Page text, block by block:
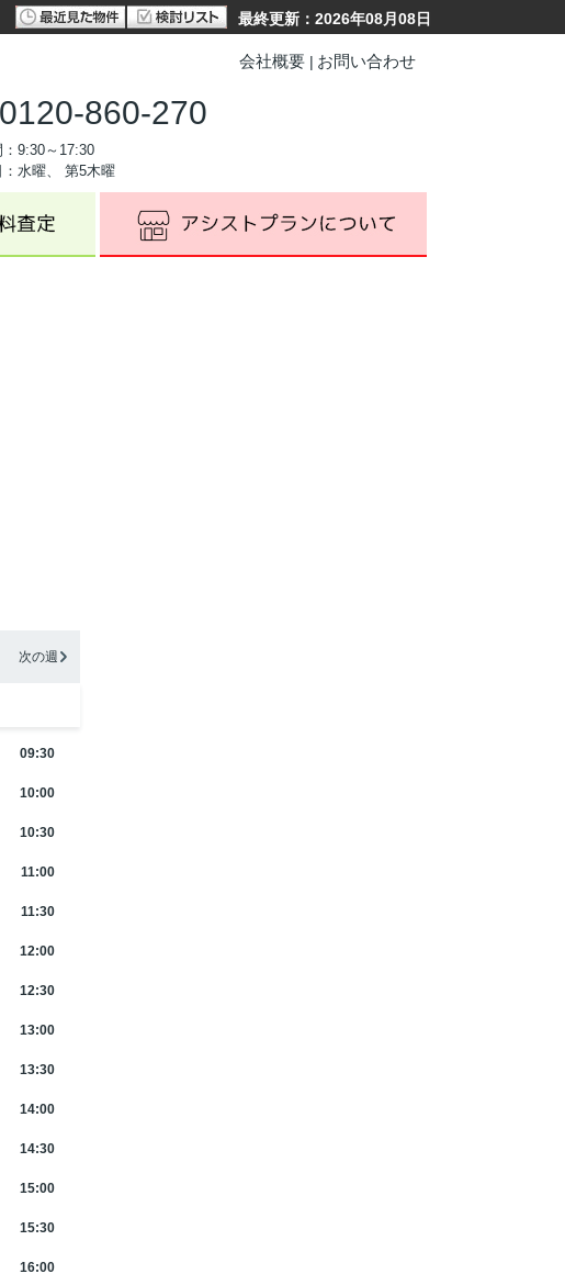
最終更新：2026年08月08日
会社概要 お問い合わせ
0120-860-270
9:30～17:30
：水曜、 第5木曜
次の週
09:30
10:00
10:30
11:00
11:30
12:00
12:30
13:00
13:30
14:00
14:30
15:00
15:30
16:00